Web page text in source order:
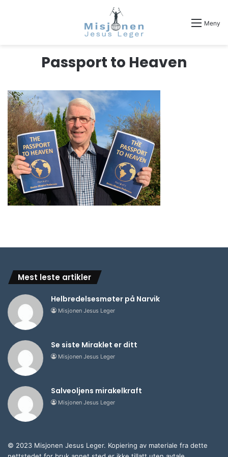
Meny
Passport to Heaven
Mest leste artikler
Helbredelsesmøter på Narvik
Misjonen Jesus Leger
Se siste Miraklet er ditt
Misjonen Jesus Leger
Salveoljens mirakelkraft
Misjonen Jesus Leger
© 2023 Misjonen Jesus Leger. Kopiering av materiale fra dette